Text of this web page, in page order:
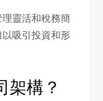
靈活和稅務簡
吸引投資和形
架構？